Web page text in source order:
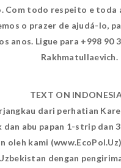
Com todo respeito e toda
o prazer de ajudá-lo,
anos. Ligue para +998 90
Rakhmatullaevich.
TEXT ON
dari perhatian
dan abu papan 1-strip dan
oleh kami
dengan